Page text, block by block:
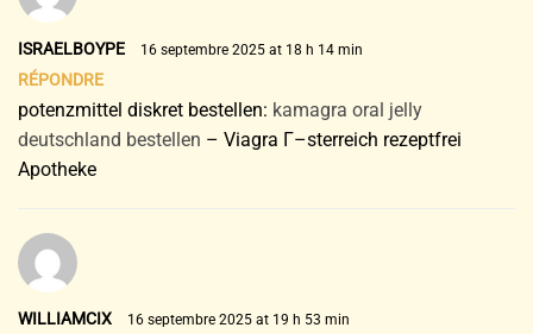
ISRAELBOYPE 16 septembre 2025 at 18 h 14 min
RÉPONDRE
potenzmittel diskret bestellen: kamagra oral jelly
deutschland bestellen – Viagra Г–sterreich rezeptfrei
Apotheke
WILLIAMCIX 16 septembre 2025 at 19 h 53 min